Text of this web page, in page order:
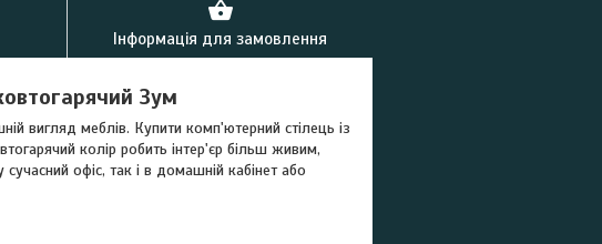
Інформація для замовлення
Зум
вигляд меблів. Купити комп'ютерний стілець із
колір робить інтер'єр більш живим,
офіс, так і в домашній кабінет або